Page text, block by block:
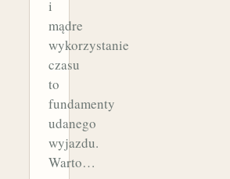
i
mądre
wykorzystanie
czasu
to
fundamenty
udanego
wyjazdu.
Warto…